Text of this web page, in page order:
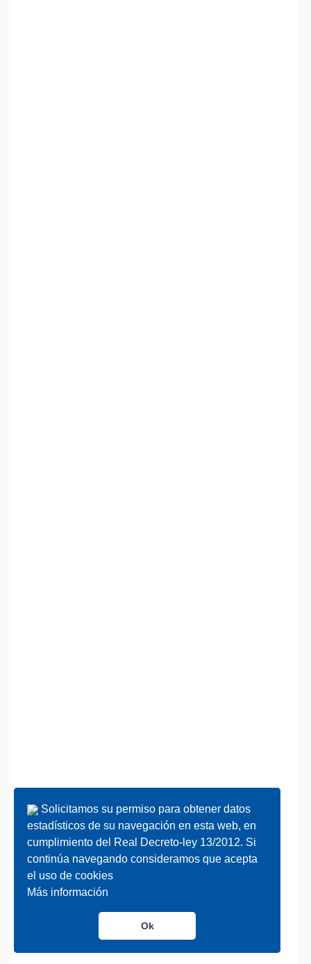
Solicitamos su permiso para obtener datos
estadísticos de su navegación en esta web, en
cumplimiento del Real Decreto-ley 13/2012. Si
continúa navegando consideramos que acepta
el uso de cookies
Más información
Ok
Solicitamos su permiso para obtener datos
estadísticos de su navegación en esta web, en
cumplimiento del Real Decreto-ley 13/2012. Si
continúa navegando consideramos que acepta
el uso de cookies
Más información
Ok